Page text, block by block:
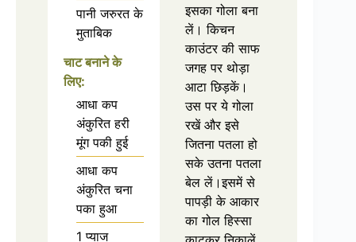
पानी जरुरत के
मुताबिक
चाट बनाने के
लिए:
आधा कप
अंकुरित हरी
मूंग पकी हुई
आधा कप
अंकुरित चना
पका हुआ
1 प्याज
इसका गोला बना
लें। किचन
काउंटर की साफ
जगह पर थोड़ा
आटा छिड़कें।
उस पर ये गोला
रखें और इसे
जितना पतला हो
सके उतना पतला
बेल लें।इसमें से
पापड़ी के आकार
का गोल हिस्सा